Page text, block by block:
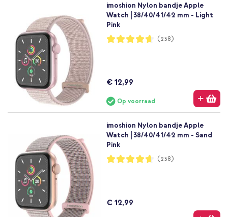
imoshion Nylon bandje Apple
Watch | 38/40/41/42 mm - Light
Pink
Waardering:
93%
(238)
€ 12,99
Op voorraad
imoshion Nylon bandje Apple
Watch | 38/40/41/42 mm - Sand
Pink
Waardering:
93%
(238)
€ 12,99